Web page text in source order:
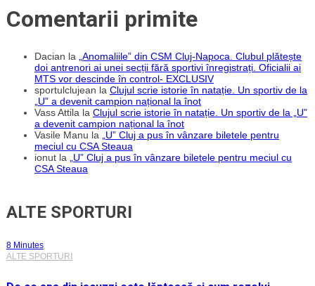
Comentarii primite
Dacian la „Anomaliile” din CSM Cluj-Napoca. Clubul plătește
doi antrenori ai unei secții fără sportivi înregistrați. Oficialii ai
MTS vor descinde în control- EXCLUSIV
sportulclujean la Clujul scrie istorie în natație. Un sportiv de la
„U” a devenit campion național la înot
Vass Attila la Clujul scrie istorie în natație. Un sportiv de la „U”
a devenit campion național la înot
Vasile Manu la „U” Cluj a pus în vânzare biletele pentru
meciul cu CSA Steaua
ionut la „U” Cluj a pus în vânzare biletele pentru meciul cu
CSA Steaua
ALTE SPORTURI
8 Minutes
ALTE SPORTURI